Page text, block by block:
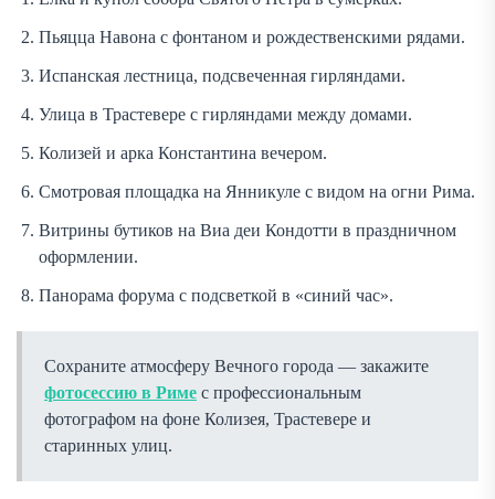
Пьяцца Навона с фонтаном и рождественскими рядами.
Испанская лестница, подсвеченная гирляндами.
Улица в Трастевере с гирляндами между домами.
Колизей и арка Константина вечером.
Смотровая площадка на Янникуле с видом на огни Рима.
Витрины бутиков на Виа деи Кондотти в праздничном
оформлении.
Панорама форума с подсветкой в «синий час».
Сохраните атмосферу Вечного города — закажите
фотосессию в Риме с профессиональным
фотографом на фоне Колизея, Трастевере и
старинных улиц.